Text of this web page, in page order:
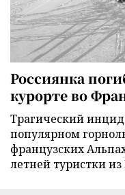
Россиянка
курорте во
Трагический
популярном
французских
летней туристки из